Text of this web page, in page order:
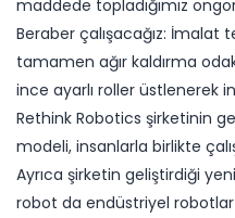
maddede topladığımız
Beraber çalışacağız: İmalat
tamamen ağır kaldırma
ince ayarlı roller üstlenerek
Rethink Robotics şirketinin
modeli, insanlarla birlikte
Ayrıca şirketin geliştirdiği
robot da endüstriyel